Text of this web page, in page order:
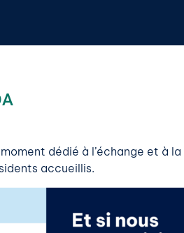
dédié à l’échange et à
accueillis.